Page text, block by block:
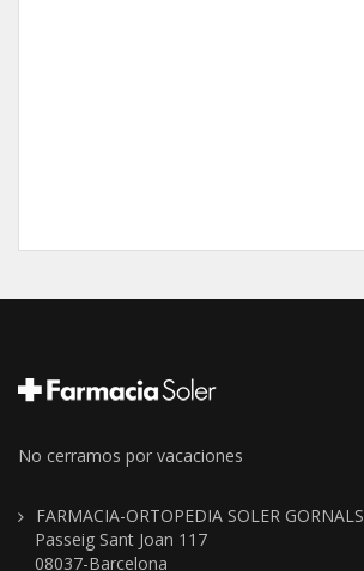
No cerramos por vacaciones
FARMACIA-ORTOPEDIA SOLER GORNALS
Passeig Sant Joan 117
08037-Barcelona